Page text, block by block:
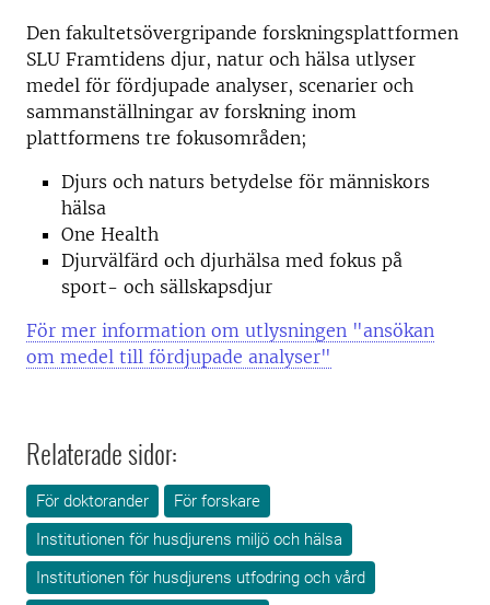
Den fakultetsövergripande forskningsplattformen
SLU Framtidens djur, natur och hälsa utlyser
medel för fördjupade analyser, scenarier och
sammanställningar av forskning inom
plattformens tre fokusområden;
Djurs och naturs betydelse för människors
hälsa
One Health
Djurvälfärd och djurhälsa med fokus på
sport- och sällskapsdjur
För mer information om utlysningen "ansökan
om medel till fördjupade analyser"
Relaterade sidor:
För doktorander
För forskare
Institutionen för husdjurens miljö och hälsa
Institutionen för husdjurens utfodring och vård